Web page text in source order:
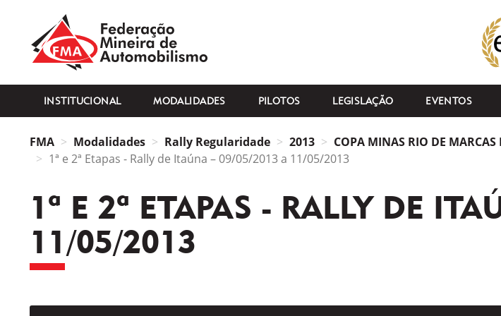
INSTITUCIONAL MODALIDADES PILOTOS LEGISLAÇÃO EVENTOS
FMA Modalidades Rally Regularidade 2013
COPA MINAS RIO DE
1ª e 2ª Etapas - Rally de Itaúna – 09/05/2013 a 11/05/2013
1ª E 2ª ETAPAS - RALLY DE
11/05/2013